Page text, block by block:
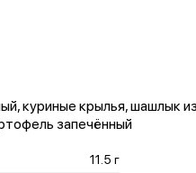
куриные крылья, шашлык
запечённый
11.5 г